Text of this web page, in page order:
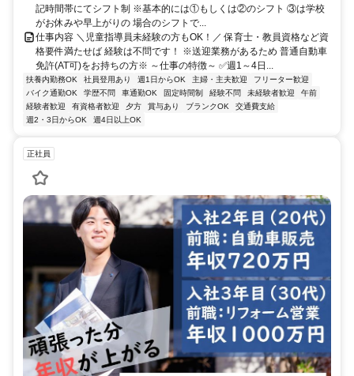
記時間帯にてシフト制 ※基本的には①もしくは②のシフト ③は学校
がお休みや早上がりの 場合のシフトで...
仕事内容 ＼児童指導員未経験の方もOK！／ 保育士・教員資格など資
格要件満たせば 経験は不問です！ ※送迎業務があるため 普通自動車
免許(AT可)をお持ちの方※ ～仕事の特徴～ ✅週1～4日...
扶養内勤務OK 社員登用あり 週1日からOK 主婦・主夫歓迎
フリーター歓迎
バイク通勤OK
学歴不問 車通勤OK 固定時間制 経験不問 未経験者歓迎
午前
経験者歓迎
有資格者歓迎 夕方 賞与あり ブランクOK
交通費支給
週2・3日からOK
週4日以上OK
正社員